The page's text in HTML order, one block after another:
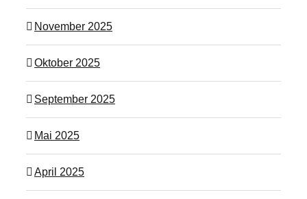
November 2025
Oktober 2025
September 2025
Mai 2025
April 2025